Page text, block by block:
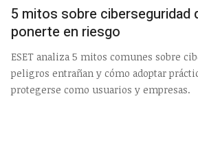
5 mitos sobre ciberseguridad
ponerte en riesgo
ESET analiza 5 mitos comunes sobre
peligros entrañan y cómo adoptar
protegerse como usuarios y empresas.